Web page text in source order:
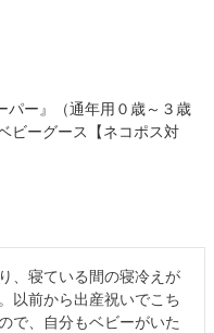
パー』（通年用０歳～３歳
ビーグース【ネコポス対
、寝ている間の寝冷えが
以前から出産祝いでこち
で、自分もベビーがいた